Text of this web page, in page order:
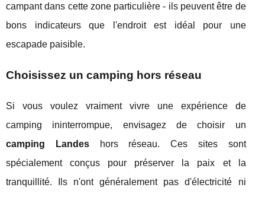
campant dans cette zone particulière - ils peuvent être de
bons indicateurs que l'endroit est idéal pour une
escapade paisible.
Choisissez un camping hors réseau
Si vous voulez vraiment vivre une expérience de
camping ininterrompue, envisagez de choisir un
camping Landeshors réseau. Ces sites sont
spécialement conçus pour préserver la paix et la
tranquillité. Ils n'ont généralement pas d'électricité ni